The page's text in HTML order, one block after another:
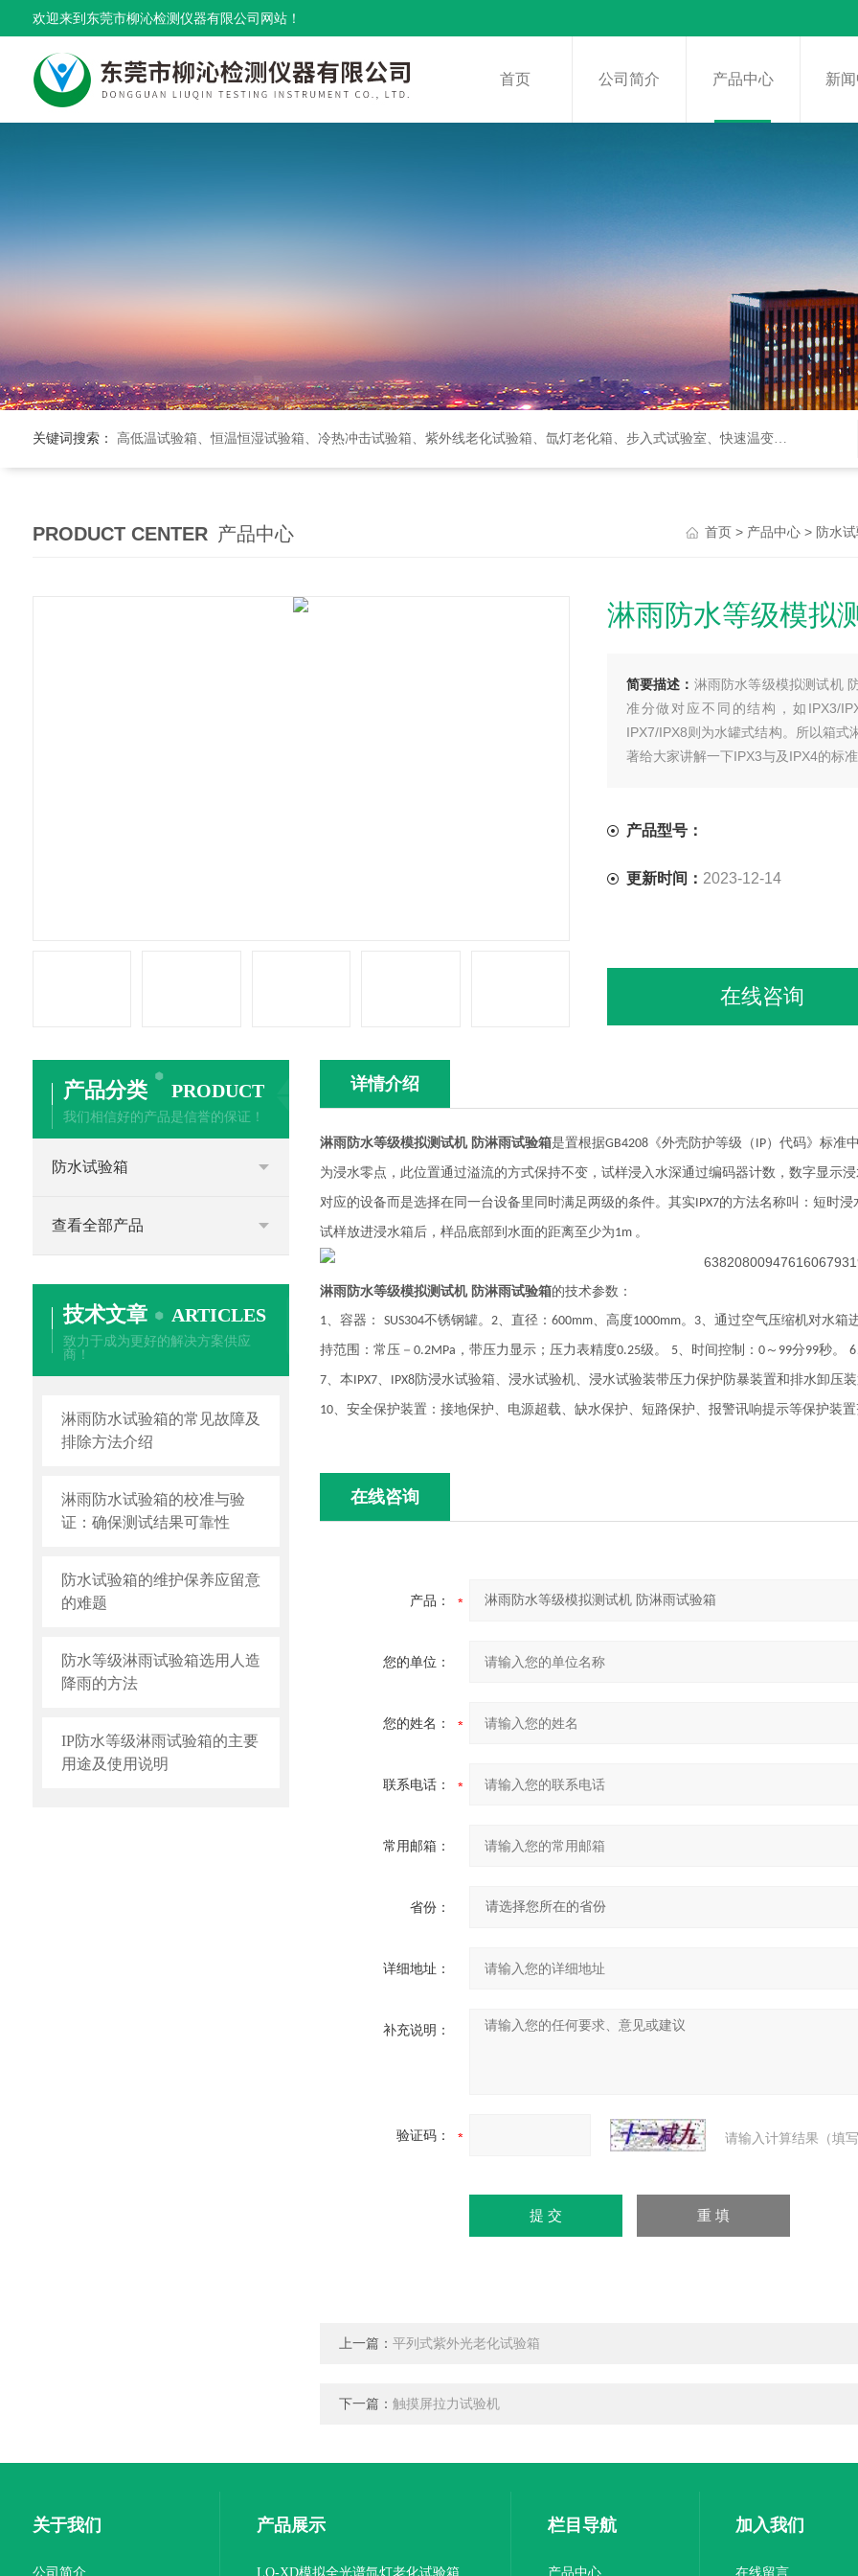
欢迎来到东莞市柳沁检测仪器有限公司网站！
首页 公司简介 产品中心 新
关键词搜索： 高低温试验箱、恒温恒湿试验箱、冷热冲击试验箱、紫外线老化试验箱、氙灯老化箱、步入式试验室、快速温变箱、盐雾试验箱等等
PRODUCT CENTER 产品中心 首页 > 产品中心 > 防水
淋雨防水等级模拟
简要描述： 淋雨防水等级模拟测试机
准分做对应不同的结构，如IPX3/
IPX7/IPX8则为水罐式结构。所以箱
著给大家讲解一下IPX3与及IPX4的标
产品型号：
更新时间： 2023-12-14
在线咨询
详情介绍
淋雨防水等级模拟测试机 防淋雨试验箱是置根据GB4208《外壳防护等级（ IP）代码》标准
为浸水零点，此位置通过溢流的方式保持不变，试样浸入水深通过编码器计数，数字显示
对应的设备而是选择在同一台设备里同时满足两级的条件。其实IPX7的方法名称叫：短时
试样放进浸水箱后，样品底部到水面的距离至少为1m 。
淋雨防水等级模拟测试机 防淋雨试验箱的技术参数：
1、容器： SUS304不锈钢罐。 2、直径： 600mm、高度1000mm。 3、通过空气压缩机对水箱
持范围：常压－ 0.2MPa ，带压力显示；压力表精度0.25级。 5、时间控制： 0～ 99分99秒。 6
7、本IPX7、 IPX8防浸水试验箱、浸水试验机、浸水试验装带压力保护防暴装置和排水卸压
10、安全保护装置：接地保护、电源超载、缺水保护、短路保护、报警讯响提示等保护装
在线咨询
产品：
您的单位：
您的姓名：
联系电话：
常用邮箱：
省份：
详细地址：
补充说明：
验证码： 请输入计算结果（填
上一篇： 平列式紫外光老化试验箱
下一篇： 触摸屏拉力试验机
产品分类 PRODUCT
我们相信好的产品是信誉的保证！
防水试验箱
查看全部产品
技术文章 ARTICLES
致力于成为更好的解决方案供应
商！
淋雨防水试验箱的常见故障及
排除方法介绍
淋雨防水试验箱的校准与验
证：确保测试结果可靠性
防水试验箱的维护保养应留意
的难题
防水等级淋雨试验箱选用人造
降雨的方法
IP防水等级淋雨试验箱的主要
用途及使用说明
关于我们
公司简介
产品展示
LQ-XD模拟全光谱氙灯老化试验箱
栏目导航
产品中心
加入我们
在线留言